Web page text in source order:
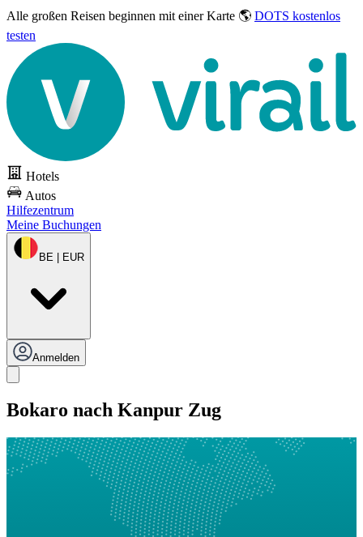
Alle großen Reisen beginnen mit einer Karte 🌎 DOTS kostenlos
testen
Hotels
Autos
Hilfezentrum
Meine Buchungen
BE | EUR
Anmelden
Bokaro nach Kanpur Zug